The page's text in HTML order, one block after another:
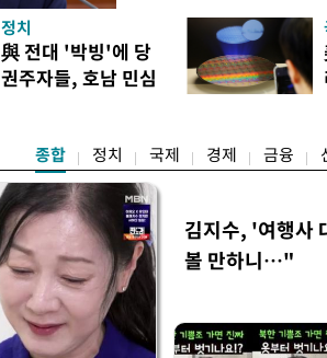
지적에 대해 "사는(실거주
어들고 나중에 팔 때 양도
총리는 이날 오전 MBC 라
터뷰에서 "이게(30억원 이
정치
與 전대 '박빙'에 당
권주자들, 호남 민심
종합 정치 국제 경제 금융
김지수, '여행사
볼 만하니…"